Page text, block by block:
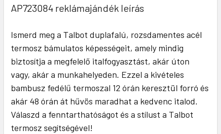
AP723084 reklámajándék leírás
Ismerd meg a Talbot duplafalú, rozsdamentes acél
termosz bámulatos képességeit, amely mindig
biztosítja a megfelelő italfogyasztást, akár úton
vagy, akár a munkahelyeden. Ezzel a kivételes
bambusz fedélű termoszal 12 órán keresztül forró és
akár 48 órán át hűvös maradhat a kedvenc italod.
Válaszd a fenntarthatóságot és a stílust a Talbot
termosz segítségével!